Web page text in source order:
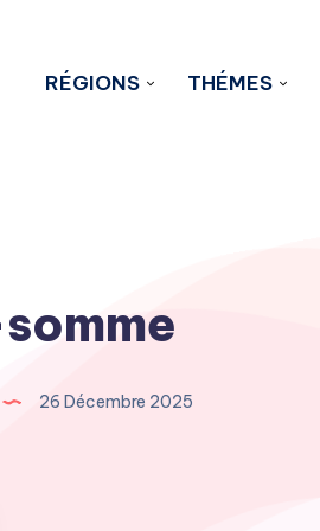
RÉGIONS THÉMES
26 Décembre 2025